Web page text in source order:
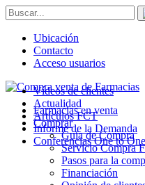
Ubicación
Contacto
Acceso usuarios
Farmacias en venta
Comprar
Guía de Compra
Servicio Compra
Pasos para la
Financiación
Vídeos de clientes
Actualidad
Artículos FCT
Informe de la Demanda
Conferencias One to One